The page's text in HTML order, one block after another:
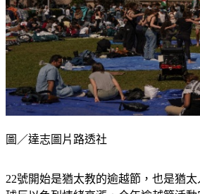
圖／達志圖片路透社
22號開始是猶太教的逾越節，也是猶